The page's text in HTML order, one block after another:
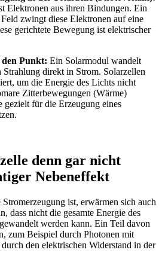
Elektronen aus ihren Bindungen. Ein
zwingt diese Elektronen auf eine
gerichtete Bewegung ist elektrischer
Punkt: Ein Solarmodul wandelt
Strahlung direkt in Strom. Solarzellen
um die Energie des Lichts nicht
Zitterbewegungen (Wärme)
gezielt für die Erzeugung eines
denn gar nicht
Nebeneffekt
ist, erwärmen sich auch
dass nicht die gesamte Energie des
werden kann. Ein Teil davon
zum Beispiel durch Photonen mit
den elektrischen Widerstand in der